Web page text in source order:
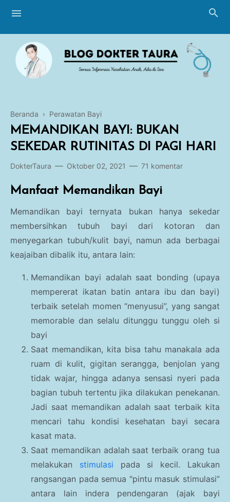
Blogging
Breastfeeding
Perawatan Bayi
Imunisasi
Tumbuh Kembang
Traveling Story
Kesehatan Umum
Haji dan Umroh
Kesehatan Anak
Beranda › Perawatan Bayi
MEMANDIKAN BAYI: BUKAN
SEKEDAR RUTINITAS DI PAGI HARI
DokterTaura Oktober 02, 2021 71 komentar
Manfaat Memandikan Bayi
Memandikan bayi ternyata bukan hanya sekedar
membersihkan tubuh bayi dari kotoran dan
menyegarkan tubuh/kulit bayi, namun ada berbagai
keajaiban dibalik itu, antara lain:
Memandikan bayi adalah saat bonding (upaya
mempererat ikatan batin antara ibu dan bayi)
terbaik setelah momen “menyusui”, yang sangat
memorable dan selalu ditunggu tunggu oleh si
bayi
Saat memandikan, kita bisa tahu manakala ada
ruam di kulit, gigitan serangga, benjolan yang
tidak wajar, hingga adanya sensasi nyeri pada
bagian tubuh tertentu jika dilakukan penekanan.
Jadi saat memandikan adalah saat terbaik kita
mencari tahu kondisi kesehatan bayi secara
kasat mata.
Saat memandikan adalah saat terbaik orang tua
melakukan stimulasi pada si kecil. Lakukan
rangsangan pada semua "pintu masuk stimulasi”
antara lain indera pendengaran (ajak bayi